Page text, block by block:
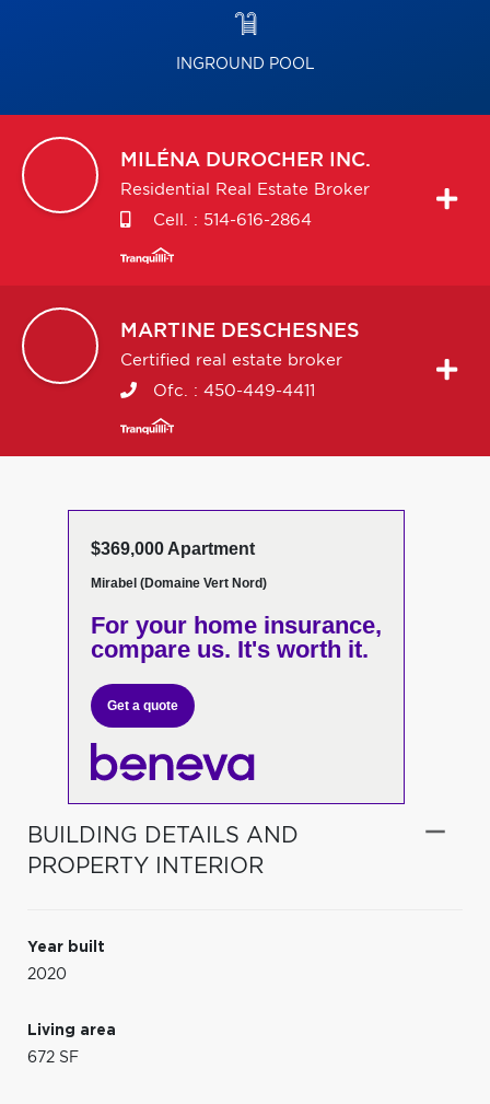
INGROUND POOL
MILÉNA DUROCHER INC.
Residential Real Estate Broker
Cell. : 514-616-2864
MARTINE DESCHESNES
Certified real estate broker
Ofc. : 450-449-4411
$369,000 Apartment
Mirabel (Domaine Vert Nord)
For your home insurance,
compare us. It's worth it.
Get a quote
BUILDING DETAILS AND
PROPERTY INTERIOR
Year built
2020
Living area
672 SF